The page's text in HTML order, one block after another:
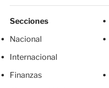
Secciones
Nacional
Internacional
Finanzas